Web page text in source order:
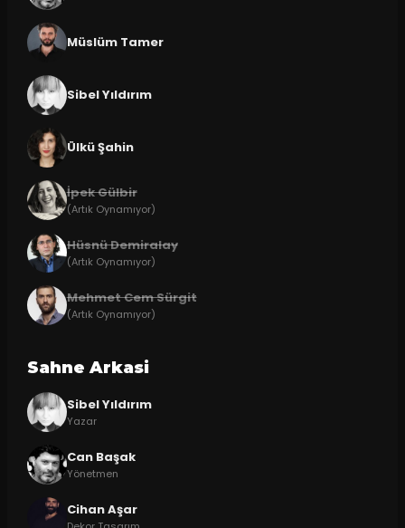
Müslüm Tamer
Sibel Yıldırım
Ülkü Şahin
İpek Gülbir
(Artık Oynamıyor)
Hüsnü Demiralay
(Artık Oynamıyor)
Mehmet Cem Sürgit
(Artık Oynamıyor)
Sahne Arkasi
Sibel Yıldırım
Yazar
Can Başak
Yönetmen
Cihan Aşar